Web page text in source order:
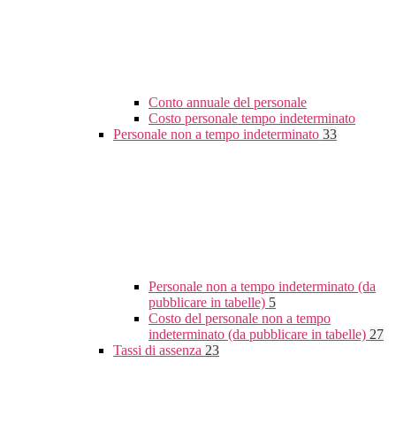
Conto annuale del personale
Costo personale tempo indeterminato
Personale non a tempo indeterminato 33
Personale non a tempo indeterminato (da
pubblicare in tabelle) 5
Costo del personale non a tempo
indeterminato (da pubblicare in tabelle) 27
Tassi di assenza 23